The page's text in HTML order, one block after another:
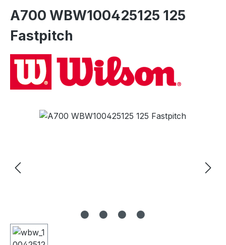
A700 WBW100425125 125
Fastpitch
Bildergalerie überspringen